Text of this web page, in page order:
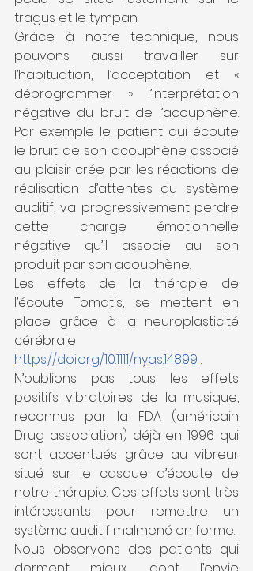
tragus et le tympan.
Grâce à notre technique, nous
pouvons aussi travailler sur
l’habituation, l’acceptation et «
déprogrammer » l’interprétation
négative du bruit de l’acouphène.
Par exemple le patient qui écoute
le bruit de son acouphène associé
au plaisir crée par les réactions de
réalisation d’attentes du système
auditif, va progressivement perdre
cette charge émotionnelle
négative qu’il associe au son
produit par son acouphène.
Les effets de la thérapie de
l’écoute Tomatis, se mettent en
place grâce à la neuroplasticité
https://doi.org/10.1111/nyas.14899 .
N’oublions pas tous les effets
positifs vibratoires de la musique,
reconnus par la FDA (américain
Drug association) déjà en 1996 qui
sont accentués grâce au vibreur
situé sur le casque d’écoute de
notre thérapie. Ces effets sont très
intéressants pour remettre un
système auditif malmené en forme.
Nous observons des patients qui